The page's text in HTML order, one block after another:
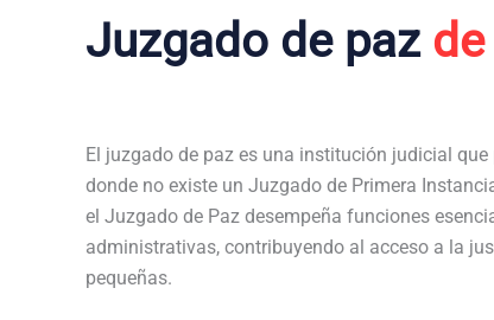
Juzgado de paz
El juzgado de paz es una institución judicial
donde no existe un Juzgado de Primera
el Juzgado de Paz desempeña funciones
administrativas, contribuyendo al acceso a la
pequeñas.